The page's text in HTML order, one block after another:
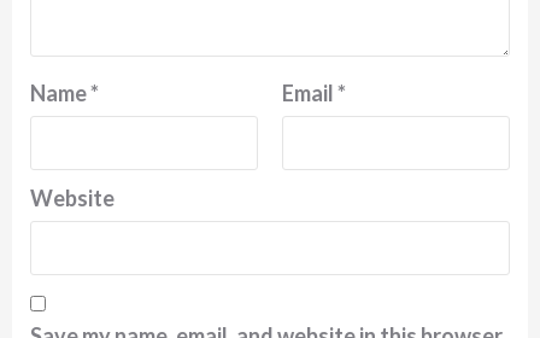
Name* Email*
Website